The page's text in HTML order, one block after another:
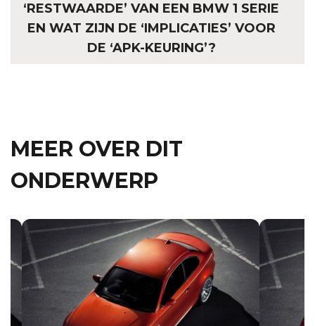
‘RESTWAARDE’ VAN EEN BMW 1 SERIE
EN WAT ZIJN DE ‘IMPLICATIES’ VOOR
DE ‘APK-KEURING’?
MEER OVER DIT
ONDERWERP